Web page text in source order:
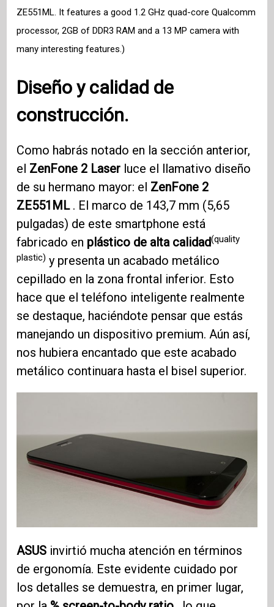
ZE551ML. It features a good 1.2 GHz quad-core Qualcomm
processor, 2GB of DDR3 RAM and a 13 MP camera with
many interesting features.)
Diseño y calidad de
construcción.
Como habrás notado en la sección anterior,
el ZenFone 2 Laser luce el llamativo diseño
de su hermano mayor: el ZenFone 2
ZE551ML. El marco de 143,7 mm (5,65
pulgadas) de este smartphone está
fabricado en plástico de alta calidad(quality
plastic) y presenta un acabado metálico
cepillado en la zona frontal inferior. Esto
hace que el teléfono inteligente realmente
se destaque, haciéndote pensar que estás
manejando un dispositivo premium. Aún así,
nos hubiera encantado que este acabado
metálico continuara hasta el bisel superior.
ASUS invirtió mucha atención en términos
de ergonomía. Este evidente cuidado por
los detalles se demuestra, en primer lugar,